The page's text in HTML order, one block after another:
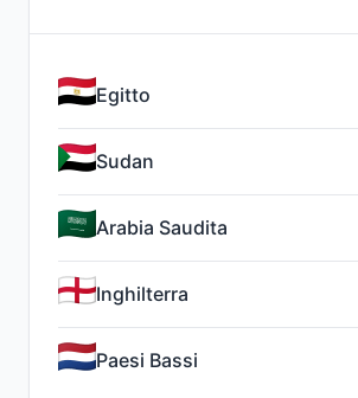
Egitto
Sudan
Arabia Saudita
Inghilterra
Paesi Bassi